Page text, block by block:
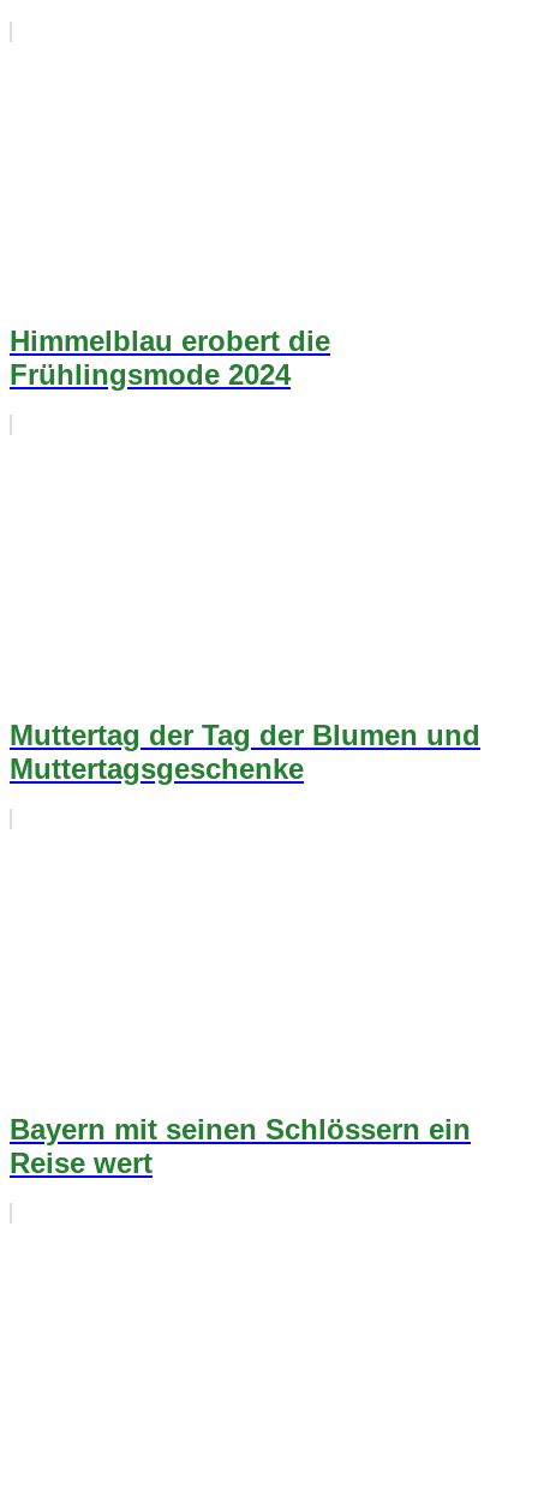
Himmelblau erobert die
Frühlingsmode 2024
Muttertag der Tag der Blumen und
Muttertagsgeschenke
Bayern mit seinen Schlössern ein
Reise wert